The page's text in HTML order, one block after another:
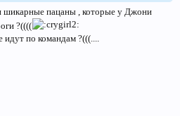
шикарные пацаны , которые у Джони
?((((
по командам ?(((....